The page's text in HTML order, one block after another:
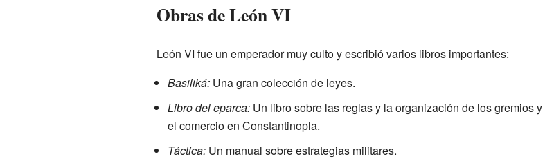
Obras de León VI
León VI fue un emperador muy culto y escribió varios libros importantes:
Basiliká:Una gran colección de leyes.
Libro del eparca:Un libro sobre las reglas y la organización de los gremios y
el comercio en Constantinopla.
Táctica:Un manual sobre estrategias militares.